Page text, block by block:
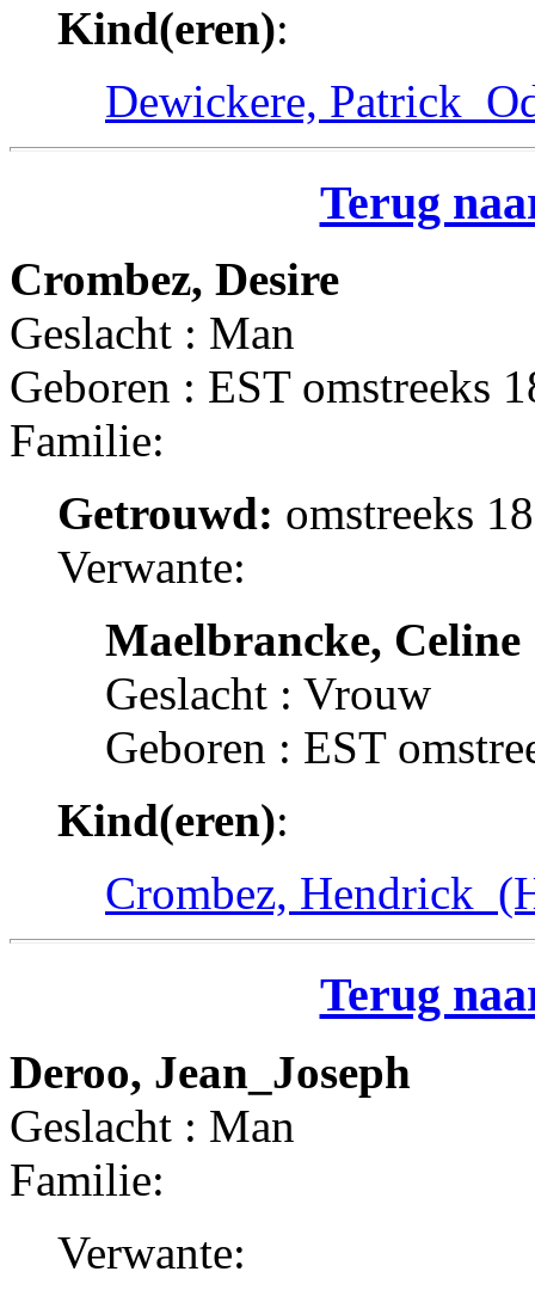
Kind(eren):
Dewickere,
Terug
Crombez, Desire
Geslacht : Man
Geboren : EST omstreeks
Familie:
Getrouwd: omstreeks
Verwante:
Maelbrancke, Celine
Geslacht : Vrouw
Geboren : EST
Kind(eren):
Crombez,
Terug
Deroo, Jean_Joseph
Geslacht : Man
Familie:
Verwante: